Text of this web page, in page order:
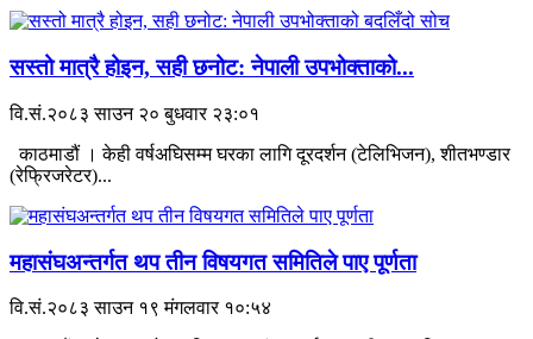
सस्तो मात्रै होइन, सही छनोट: नेपाली उपभोक्ताको...
वि.सं.२०८३ साउन २० बुधवार २३:०१
काठमाडौं । केही वर्षअघिसम्म घरका लागि दूरदर्शन (टेलिभिजन), शीतभण्डार
(रेफ्रिजरेटर)...
महासंघअन्तर्गत थप तीन विषयगत समितिले पाए पूर्णता
वि.सं.२०८३ साउन १९ मंगलवार १०:५४